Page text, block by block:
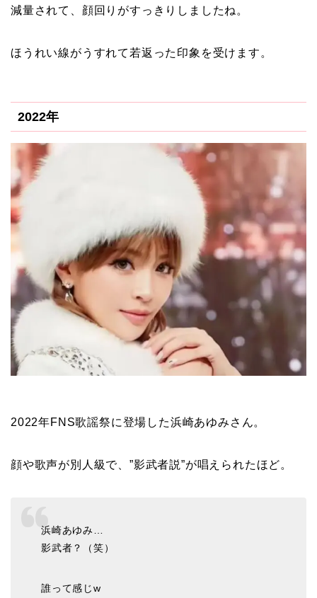
減量されて、顔回りがすっきりしましたね。
ほうれい線がうすれて若返った印象を受けます。
2022年
2022年FNS歌謡祭に登場した浜崎あゆみさん。
顔や歌声が別人級で、”影武者説”が唱えられたほど。
浜崎あゆみ…
影武者？（笑）
誰って感じw